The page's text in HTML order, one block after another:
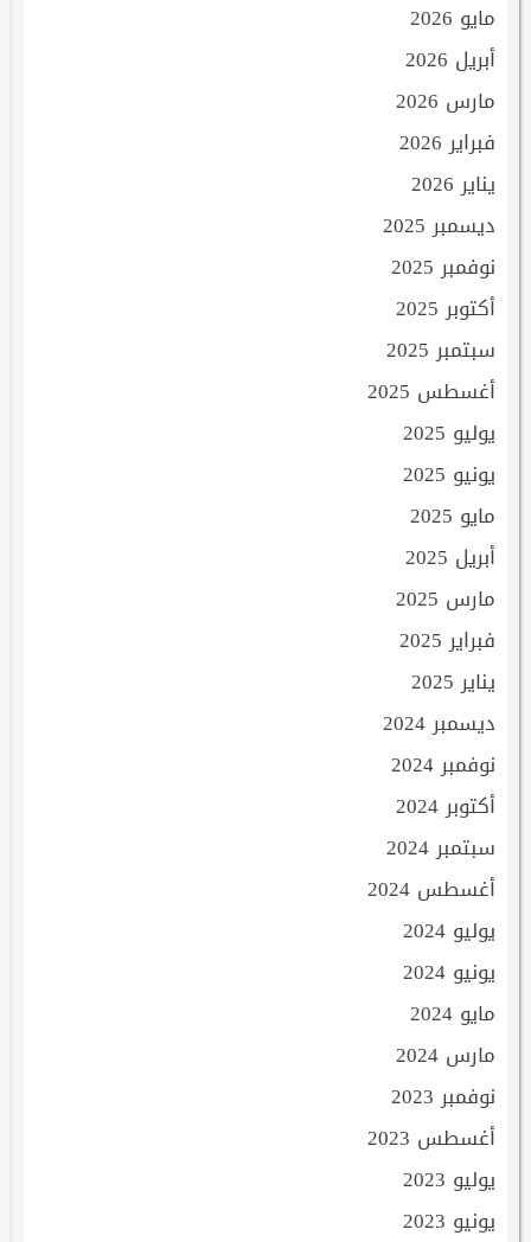
مايو 2026
أبريل 2026
مارس 2026
فبراير 2026
يناير 2026
ديسمبر 2025
نوفمبر 2025
أكتوبر 2025
سبتمبر 2025
أغسطس 2025
يوليو 2025
يونيو 2025
مايو 2025
أبريل 2025
مارس 2025
فبراير 2025
يناير 2025
ديسمبر 2024
نوفمبر 2024
أكتوبر 2024
سبتمبر 2024
أغسطس 2024
يوليو 2024
يونيو 2024
مايو 2024
مارس 2024
نوفمبر 2023
أغسطس 2023
يوليو 2023
يونيو 2023